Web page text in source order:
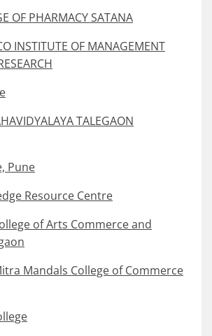
OF PHARMACY SATANA
INSTITUTE OF MANAGEMENT
TALEGAON
Pune
Resource Centre
of Arts Commerce and
Mandals College of Commerce